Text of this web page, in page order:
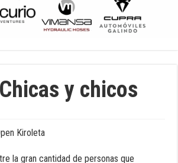
y chicos
la gran cantidad de personas que